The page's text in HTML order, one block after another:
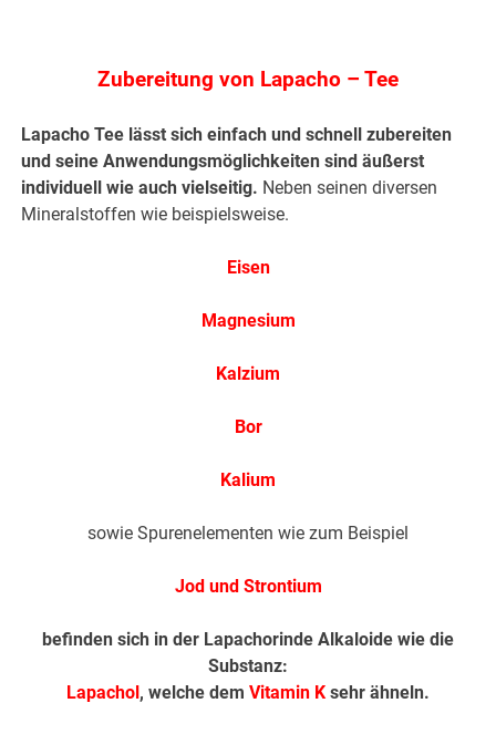
Zubereitung von Lapacho – Tee
Lapacho Tee lässt sich einfach und schnell zubereiten
und seine Anwendungsmöglichkeiten sind äußerst
individuell wie auch vielseitig. Neben seinen diversen
Mineralstoffen wie beispielsweise.
Eisen
Magnesium
Kalzium
Bor
Kalium
sowie Spurenelementen wie zum Beispiel
Jod und Strontium
befinden sich in der Lapachorinde Alkaloide wie die
Substanz:
Lapachol , welche dem Vitamin K sehr ähneln.